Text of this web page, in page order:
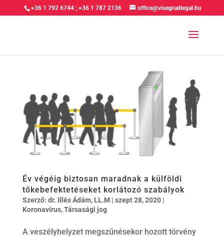
+36 1 792 6744 ;+36 1 787 2136 office@visegradlegal.hu
Év végéig biztosan maradnak a külföldi
tőkebefektetéseket korlátozó szabályok
Szerző: dr. Illés Ádám, LL.M| szept 28, 2020|
Koronavírus,Társasági jog
A veszélyhelyzet megszűnésekor hozott törvény